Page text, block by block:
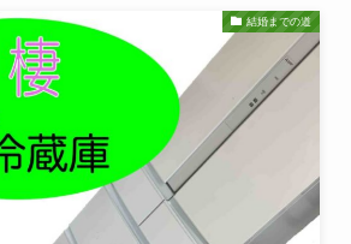
結婚までの道